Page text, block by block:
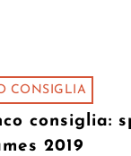
CONSIGLIA
consiglia:
2019